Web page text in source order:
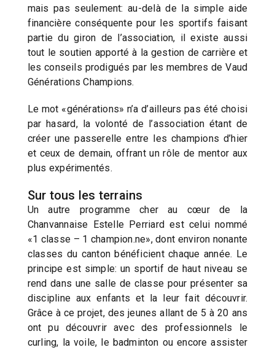
mais pas seulement: au-delà de la simple aide
financière conséquente pour les sportifs faisant
partie du giron de l’association, il existe aussi
tout le soutien apporté à la gestion de carrière et
les conseils prodigués par les membres de Vaud
Générations Champions.
Le mot «générations» n’a d’ailleurs pas été choisi
par hasard, la volonté de l’association étant de
créer une passerelle entre les champions d’hier
et ceux de demain, offrant un rôle de mentor aux
plus expérimentés.
Sur tous les terrains
Un autre programme cher au cœur de la
Chanvannaise Estelle Perriard est celui nommé
«1 classe – 1 champion.ne», dont environ nonante
classes du canton bénéficient chaque année. Le
principe est simple: un sportif de haut niveau se
rend dans une salle de classe pour présenter sa
discipline aux enfants et la leur fait découvrir.
Grâce à ce projet, des jeunes allant de 5 à 20 ans
ont pu découvrir avec des professionnels le
curling, la voile, le badminton ou encore assister